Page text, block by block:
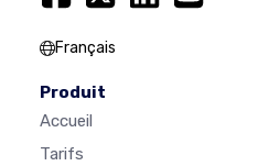
Français
Produit
Accueil
Tarifs